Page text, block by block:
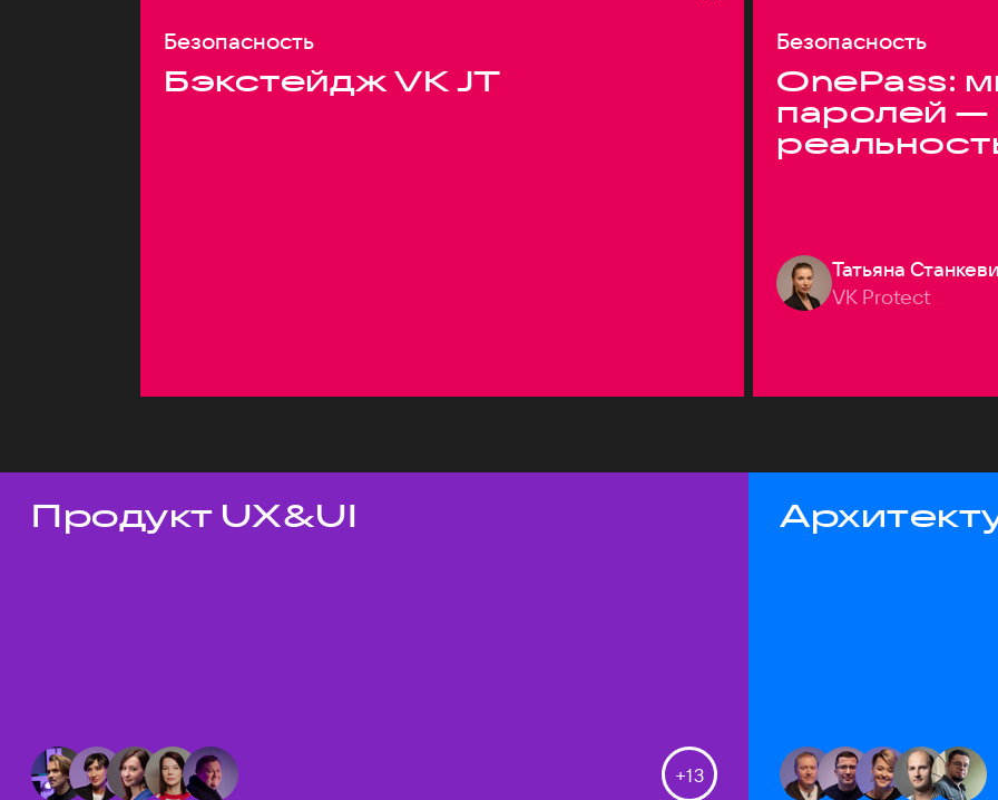
Безопасность
Бэкстейдж VK JT
Безопасность
OnePass:
паролей —
Татьяна
VK Protect
Темы докладов
Продукт UX&UI
+13